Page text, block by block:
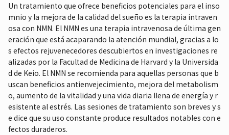
Un tratamiento que ofrece beneficios potenciales para el inso
mnio y la mejora de la calidad del sueño es la terapia intraven
osa con NMN. El NMN es una terapia intravenosa de última gen
eración que está acaparando la atención mundial, gracias a lo
s efectos rejuvenecedores descubiertos en investigaciones re
alizadas por la Facultad de Medicina de Harvard y la Universida
d de Keio. El NMN se recomienda para aquellas personas que b
uscan beneficios antienvejecimiento, mejora del metabolism
o, aumento de la vitalidad y una vida diaria llena de energía y r
esistente al estrés. Las sesiones de tratamiento son breves y s
e dice que su uso constante produce resultados notables con e
fectos duraderos.